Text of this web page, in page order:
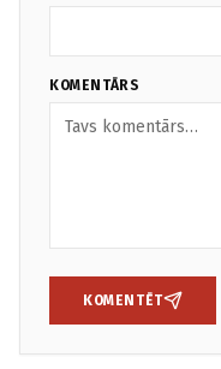
KOMENTĀRS
KOMENTĒT